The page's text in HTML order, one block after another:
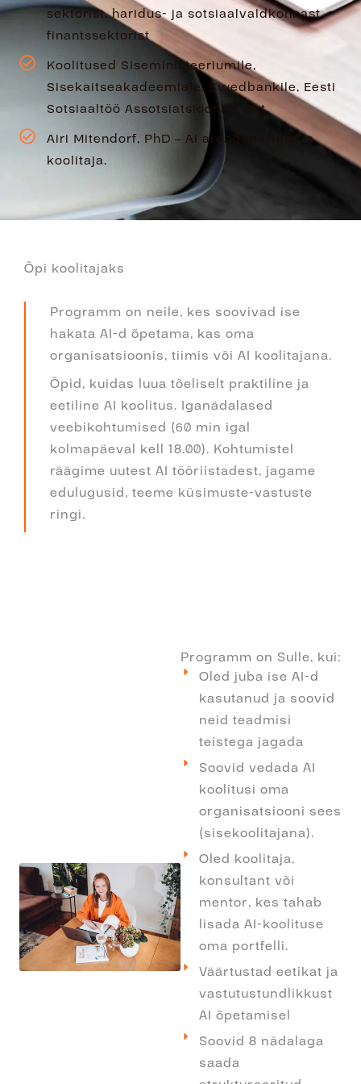
sektorist, haridus- ja sotsiaalvaldkonnast,
finantssektorist
Koolitused Siseministeeriumile,
Sisekaitseakadeemiale, Swedbankile, Eesti
Sotsiaaltöö Assotsiatsioonile, jmt.
Airi Mitendorf, PhD – AI arengupartner ja
koolitaja.
Õpi koolitajaks
Programm on neile, kes soovivad ise
hakata AI-d õpetama, kas oma
organisatsioonis, tiimis või AI koolitajana.
Õpid, kuidas luua tõeliselt praktiline ja
eetiline AI koolitus. Iganädalased
veebikohtumised (60 min igal
kolmapäeval kell 18.00). Kohtumistel
räägime uutest AI tööriistadest, jagame
edulugusid, teeme küsimuste-vastuste
ringi.
Programm on Sulle, kui:
Oled juba ise AI-d
kasutanud ja soovid
neid teadmisi
teistega jagada
Soovid vedada AI
koolitusi oma
organisatsiooni sees
(sisekoolitajana).
Oled koolitaja,
konsultant või
mentor, kes tahab
lisada AI-koolituse
oma portfelli.
Väärtustad eetikat ja
vastutustundlikkust
AI õpetamisel
Soovid 8 nädalaga
saada